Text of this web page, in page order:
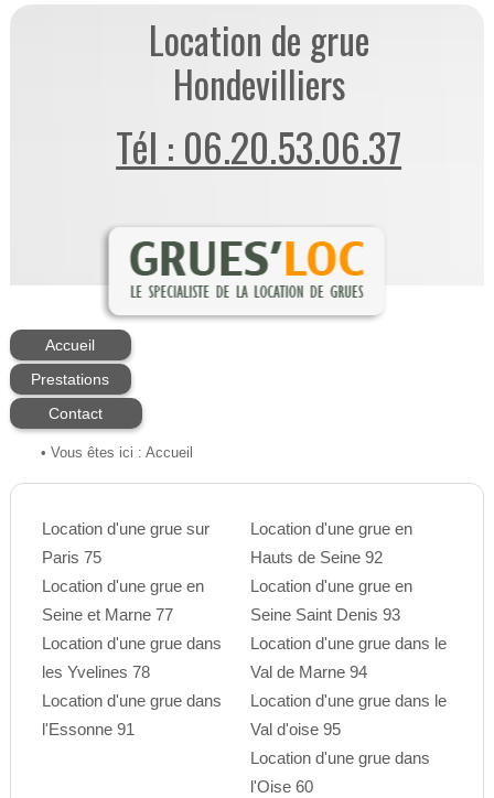
Location de grue
Hondevilliers
Tél : 06.20.53.06.37
Accueil
Prestations
Contact
• Vous êtes ici : Accueil
Location d'une grue sur
Paris 75
Location d'une grue en
Seine et Marne 77
Location d'une grue dans
les Yvelines 78
Location d'une grue dans
l'Essonne 91
Location d'une grue en
Hauts de Seine 92
Location d'une grue en
Seine Saint Denis 93
Location d'une grue dans le
Val de Marne 94
Location d'une grue dans le
Val d'oise 95
Location d'une grue dans
l'Oise 60